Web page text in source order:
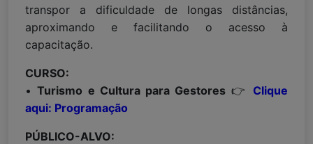
transpor a dificuldade de longas distâncias,
aproximando e facilitando o acesso à
capacitação.
CURSO:
•Turismo e Cultura para Gestores 👉 Clique
aqui: Programação
PÚBLICO-ALVO: